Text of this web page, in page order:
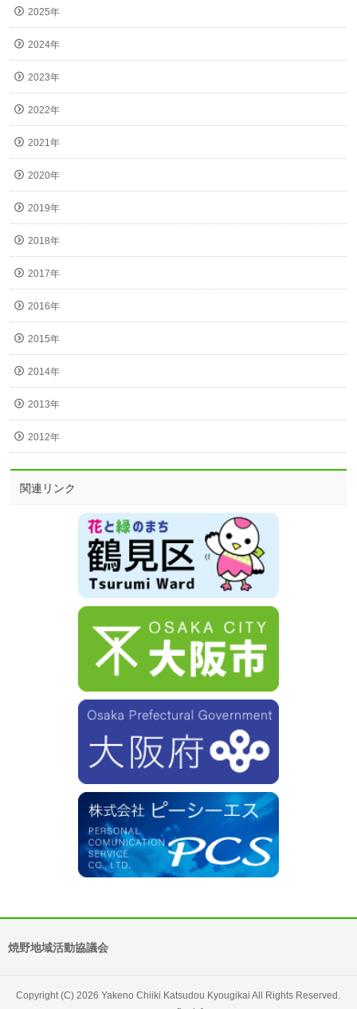
2025年
2024年
2023年
2022年
2021年
2020年
2019年
2018年
2017年
2016年
2015年
2014年
2013年
2012年
関連リンク
焼野地域活動協議会
Copyright (C) 2026 Yakeno Chiiki Katsudou Kyougikai All Rights Reserved.